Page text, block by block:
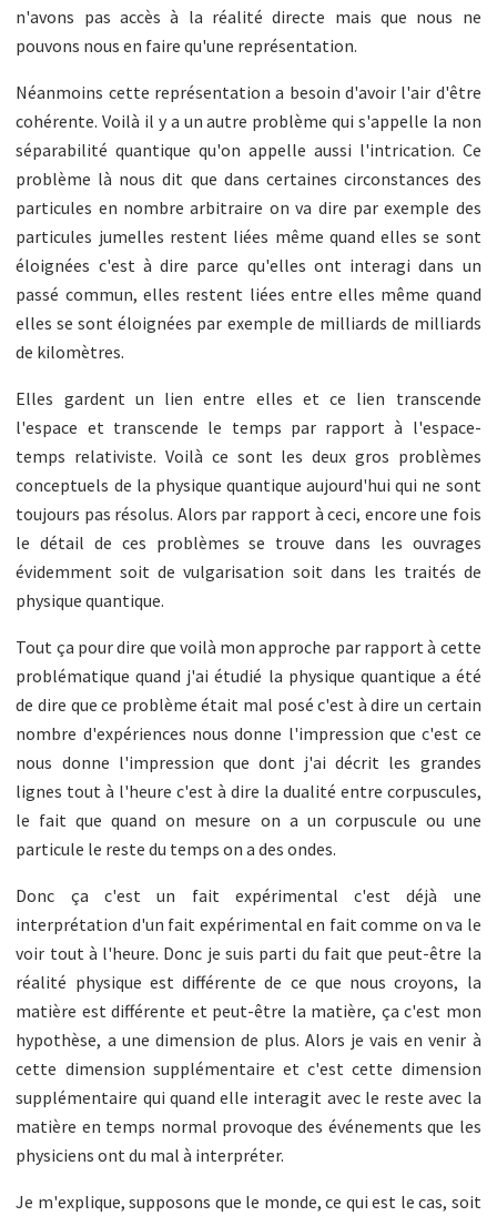
n'avons pas accès à la réalité directe mais que nous ne
pouvons nous en faire qu'une représentation.
Néanmoins cette représentation a besoin d'avoir l'air d'être
cohérente. Voilà il y a un autre problème qui s'appelle la non
séparabilité quantique qu'on appelle aussi l'intrication. Ce
problème là nous dit que dans certaines circonstances des
particules en nombre arbitraire on va dire par exemple des
particules jumelles restent liées même quand elles se sont
éloignées c'est à dire parce qu'elles ont interagi dans un
passé commun, elles restent liées entre elles même quand
elles se sont éloignées par exemple de milliards de milliards
de kilomètres.
Elles gardent un lien entre elles et ce lien transcende
l'espace et transcende le temps par rapport à l'espace-
temps relativiste. Voilà ce sont les deux gros problèmes
conceptuels de la physique quantique aujourd'hui qui ne sont
toujours pas résolus. Alors par rapport à ceci, encore une fois
le détail de ces problèmes se trouve dans les ouvrages
évidemment soit de vulgarisation soit dans les traités de
physique quantique.
Tout ça pour dire que voilà mon approche par rapport à cette
problématique quand j'ai étudié la physique quantique a été
de dire que ce problème était mal posé c'est à dire un certain
nombre d'expériences nous donne l'impression que c'est ce
nous donne l'impression que dont j'ai décrit les grandes
lignes tout à l'heure c'est à dire la dualité entre corpuscules,
le fait que quand on mesure on a un corpuscule ou une
particule le reste du temps on a des ondes.
Donc ça c'est un fait expérimental c'est déjà une
interprétation d'un fait expérimental en fait comme on va le
voir tout à l'heure. Donc je suis parti du fait que peut-être la
réalité physique est différente de ce que nous croyons, la
matière est différente et peut-être la matière, ça c'est mon
hypothèse, a une dimension de plus. Alors je vais en venir à
cette dimension supplémentaire et c'est cette dimension
supplémentaire qui quand elle interagit avec le reste avec la
matière en temps normal provoque des événements que les
physiciens ont du mal à interpréter.
Je m'explique, supposons que le monde, ce qui est le cas, soit